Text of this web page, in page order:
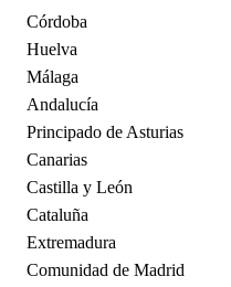
Córdoba
Huelva
Málaga
Andalucía
Principado de Asturias
Canarias
Castilla y León
Cataluña
Extremadura
Comunidad de Madrid